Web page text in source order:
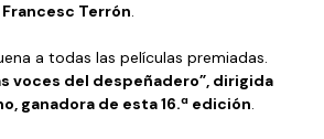
Terrón.
a todas las películas premiadas.
voces del despeñadero”, dirigida
ganadora de esta 16.ª edición.